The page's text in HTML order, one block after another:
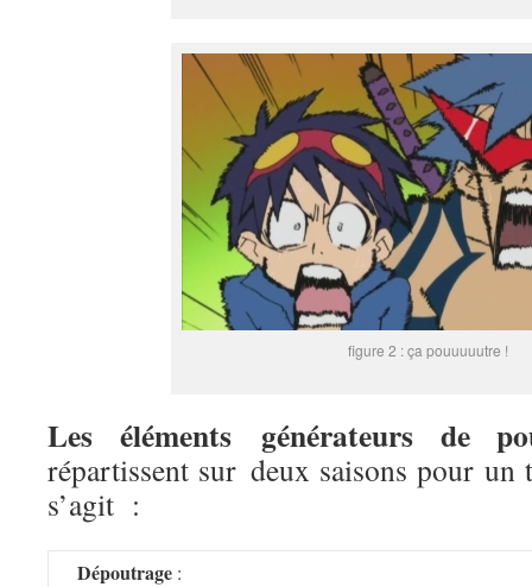
figure 2 : ça pouuuuutre !
Les éléments générateurs de
répartissent sur deux saisons pour un
s’agit :
Dépoutrage :